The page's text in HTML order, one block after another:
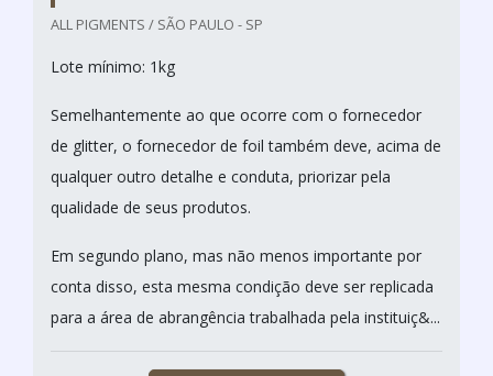
ALL PIGMENTS / SÃO PAULO - SP
Lote mínimo: 1kg
Semelhantemente ao que ocorre com o fornecedor
de glitter, o fornecedor de foil também deve, acima de
qualquer outro detalhe e conduta, priorizar pela
qualidade de seus produtos.
Em segundo plano, mas não menos importante por
conta disso, esta mesma condição deve ser replicada
para a área de abrangência trabalhada pela instituiç&...